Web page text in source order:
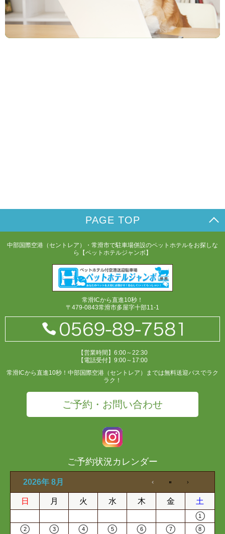
PAGE TOP
中部国際空港（セントレア）・常滑市で駐車場併設のペットホテルをお探しな
ら【ペットホテルジャンボ】
常滑ICから直進10秒！
〒479-0843常滑市多屋字十部11-1
【営業時間】6:00～22:30
【電話受付】9:00～17:00
常滑ICから直進10秒！中部国際空港（セントレア）までは無料送迎バスでラク
ラク！
ご予約・お問い合わせ
ご予約状況カレンダー
2026年 8月
日 月 火 水 木 金 土
1
2 3 4 5 6 7 8